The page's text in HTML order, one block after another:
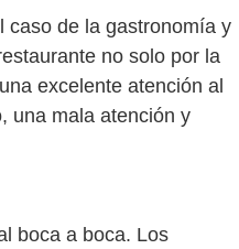
caso de la gastronomía y
no solo por la
excelente atención al
una mala atención y
boca a boca. Los